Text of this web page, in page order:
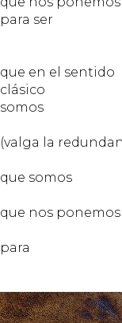
para ser
que en el sentido
clásico
somos
(valga la
que somos
que nos ponemos
para